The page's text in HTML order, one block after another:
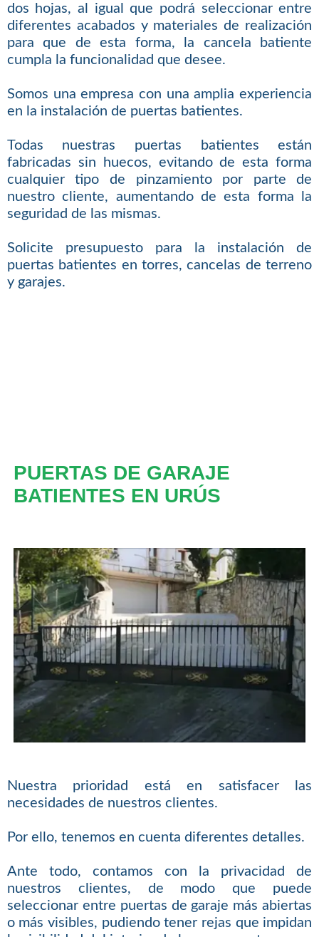
dos hojas, al igual que podrá seleccionar entre
diferentes acabados y materiales de realización
para que de esta forma, la cancela batiente
cumpla la funcionalidad que desee.
Somos una empresa con una amplia experiencia
en la instalación de puertas batientes.
Todas nuestras puertas batientes están
fabricadas sin huecos, evitando de esta forma
cualquier tipo de pinzamiento por parte de
nuestro cliente, aumentando de esta forma la
seguridad de las mismas.
Solicite presupuesto para la instalación de
puertas batientes en torres, cancelas de terreno
y garajes.
PUERTAS DE GARAJE
BATIENTES EN URÚS
Nuestra prioridad está en satisfacer las
necesidades de nuestros clientes.
Por ello, tenemos en cuenta diferentes detalles.
Ante todo, contamos con la privacidad de
nuestros clientes, de modo que puede
seleccionar entre puertas de garaje más abiertas
o más visibles, pudiendo tener rejas que impidan